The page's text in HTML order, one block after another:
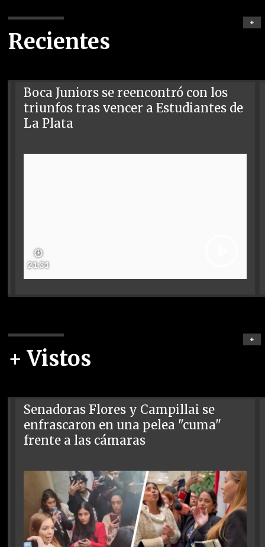
Recientes
+
Boca Juniors se reencontró con los
triunfos tras vencer a Estudiantes de
La Plata
🕑
21:31
+ Vistos
+
Senadoras Flores y Campillai se
enfrascaron en una pelea "cuma"
frente a las cámaras